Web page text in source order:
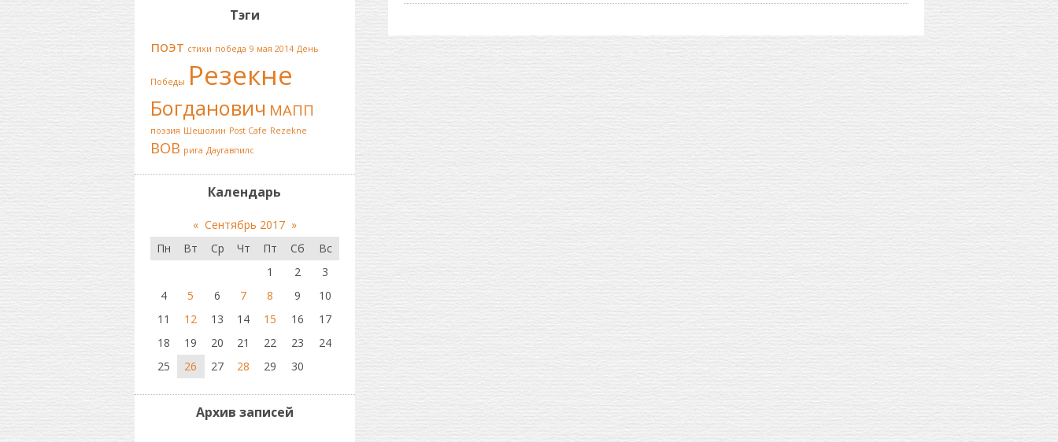
Тэги
поэт стихи победа 9 мая 2014 День
Победы Резекне
Богданович МАПП
поэзия Шешолин Post Cafe Rezekne
ВОВ рига Даугавпилс
Календарь
« Сентябрь 2017 »
Пн
Вт Ср Чт Пт Сб
Вс
1
2
3
4
5 6 7 8 9
10
11
12 13 14 15 16
17
18
19 20 21 22 23
24
25
26 27 28 29 30
Архив записей